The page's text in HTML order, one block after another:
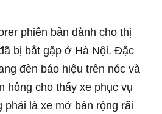
phiên bản dành cho thị
bị bắt gặp ở Hà Nội. Đặc
đèn báo hiệu trên nóc và
hông cho thấy xe phục vụ
phải là xe mở bán rộng rãi